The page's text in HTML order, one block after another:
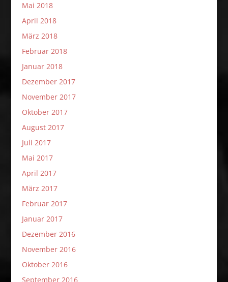
Mai 2018
April 2018
März 2018
Februar 2018
Januar 2018
Dezember 2017
November 2017
Oktober 2017
August 2017
Juli 2017
Mai 2017
April 2017
März 2017
Februar 2017
Januar 2017
Dezember 2016
November 2016
Oktober 2016
September 2016